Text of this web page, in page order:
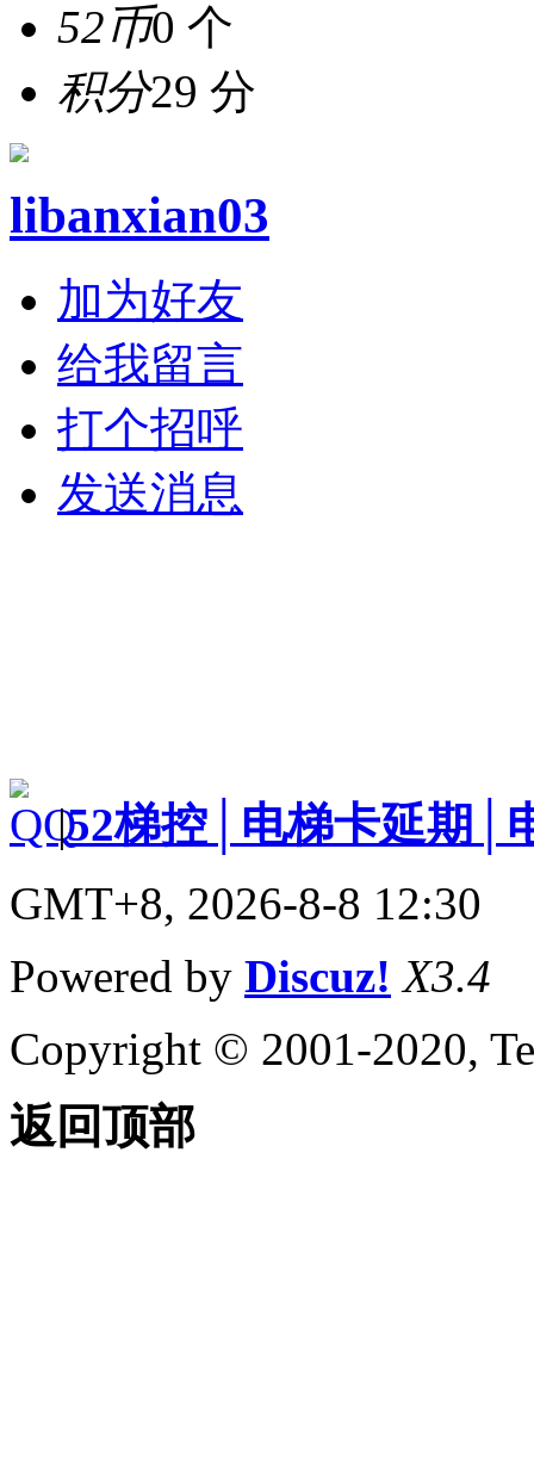
52币0 个
积分29 分
libanxian03
加为好友
给我留言
打个招呼
发送消息
|52梯控│电梯卡延期│
GMT+8, 2026-8-8 12:30
Powered by Discuz! X3.4
Copyright © 2001-2020,
返回顶部